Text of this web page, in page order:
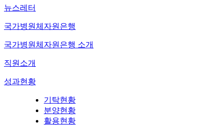
뉴스레터
국가병원체자원은행
국가병원체자원은행 소개
직원소개
성과현황
기탁현황
분양현황
활용현황